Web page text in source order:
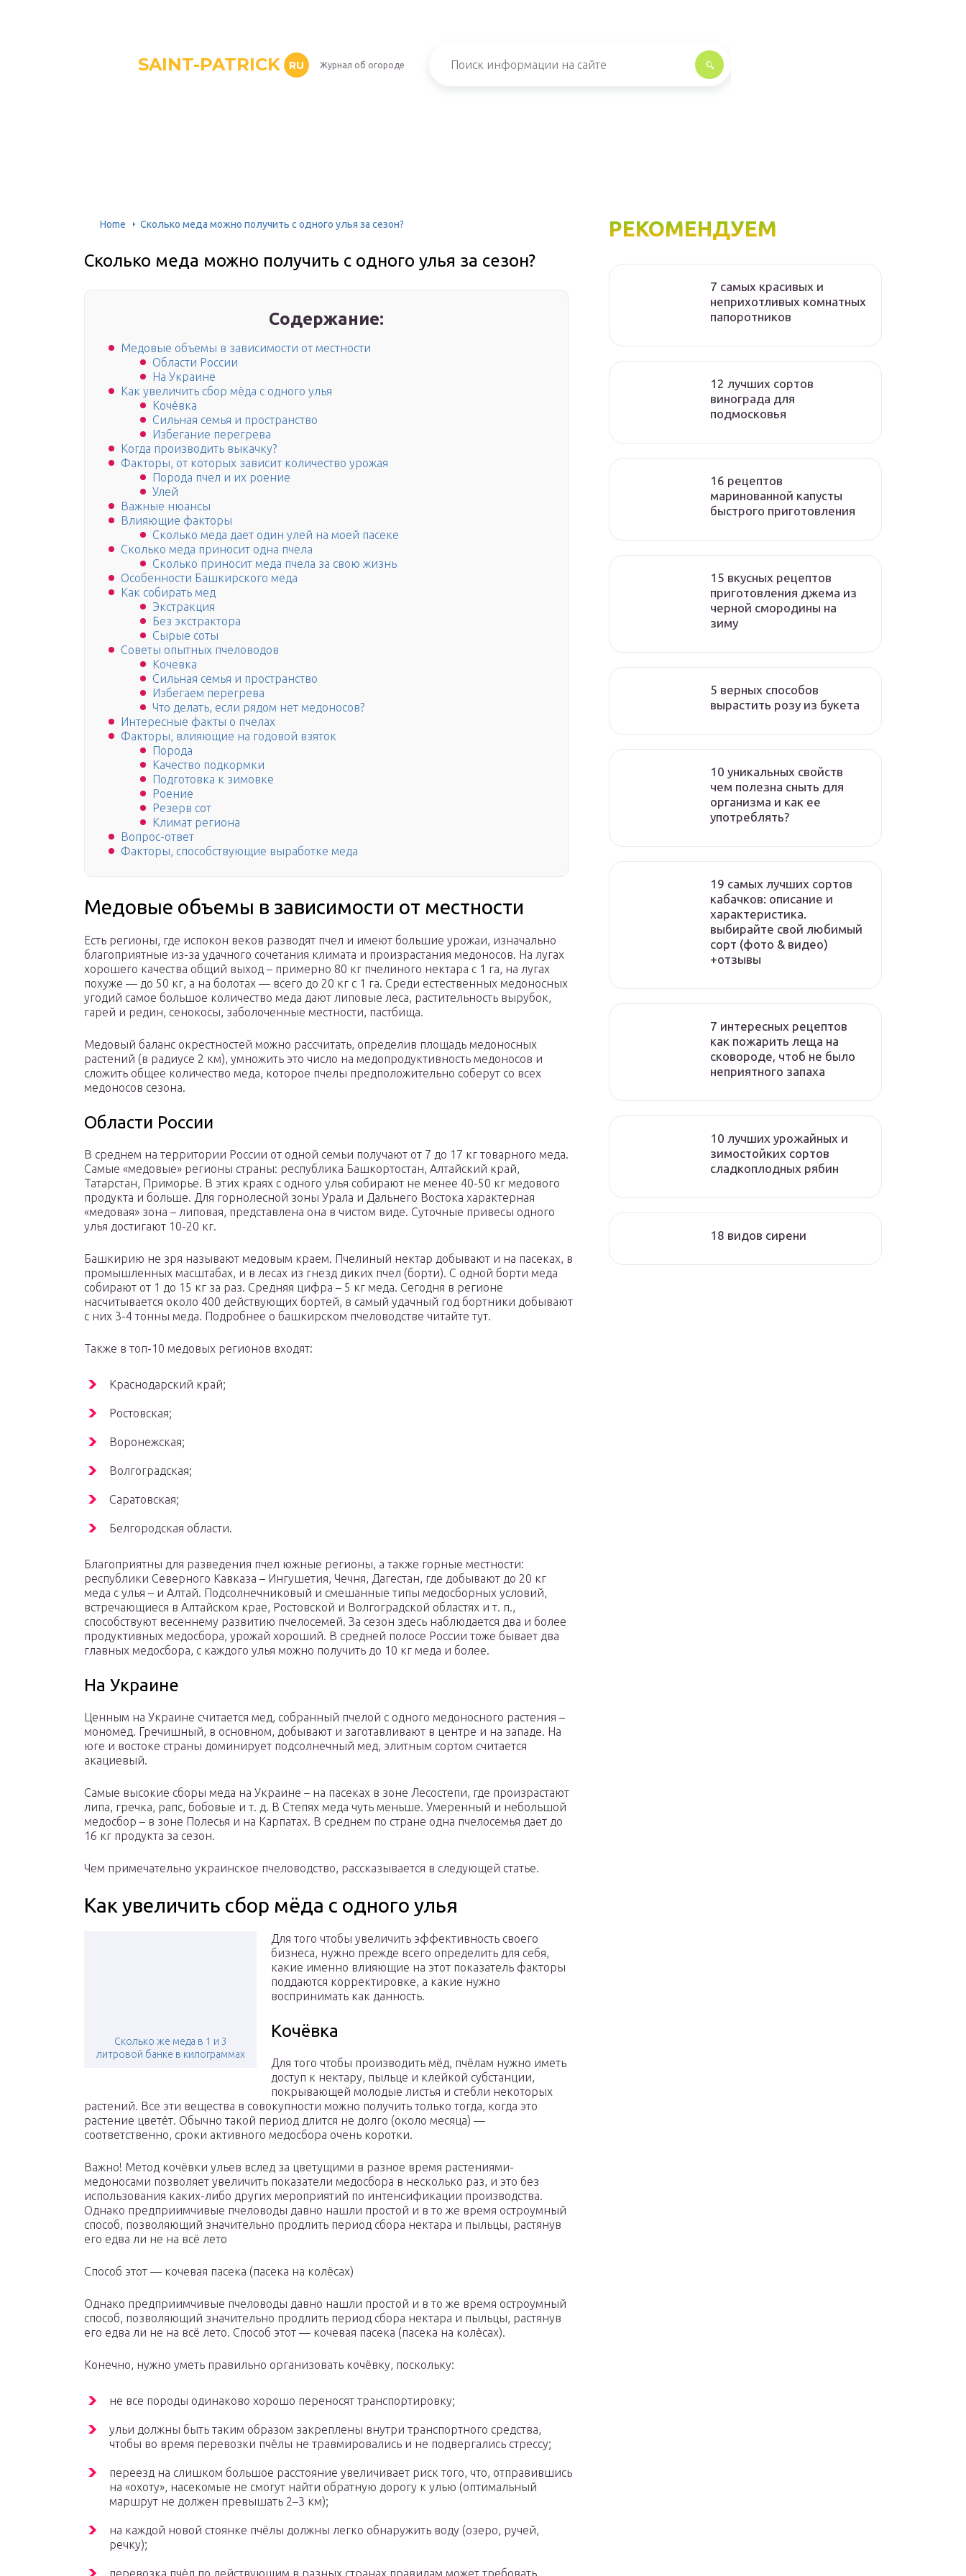
SAINT-PATRICK RU Журнал об огороде
Home Сколько меда можно получить с одного улья за сезон?
Сколько меда можно получить с одного улья за сезон?
Содержание:
Медовые объемы в зависимости от местности
Области России
На Украине
Как увеличить сбор мёда с одного улья
Кочёвка
Сильная семья и пространство
Избегание перегрева
Когда производить выкачку?
Факторы, от которых зависит количество урожая
Порода пчел и их роение
Улей
Важные нюансы
Влияющие факторы
Сколько меда дает один улей на моей пасеке
Сколько меда приносит одна пчела
Сколько приносит меда пчела за свою жизнь
Особенности Башкирского меда
Как собирать мед
Экстракция
Без экстрактора
Сырые соты
Советы опытных пчеловодов
Кочевка
Сильная семья и пространство
Избегаем перегрева
Что делать, если рядом нет медоносов?
Интересные факты о пчелах
Факторы, влияющие на годовой взяток
Порода
Качество подкормки
Подготовка к зимовке
Роение
Резерв сот
Климат региона
Вопрос-ответ
Факторы, способствующие выработке меда
Медовые объемы в зависимости от местности
Есть регионы, где испокон веков разводят пчел и имеют большие урожаи, изначально
благоприятные из-за удачного сочетания климата и произрастания медоносов. На лугах
хорошего качества общий выход – примерно 80 кг пчелиного нектара с 1 га, на лугах
похуже — до 50 кг, а на болотах — всего до 20 кг с 1 га. Среди естественных медоносных
угодий самое большое количество меда дают липовые леса, растительность вырубок,
гарей и редин, сенокосы, заболоченные местности, пастбища.
Медовый баланс окрестностей можно рассчитать, определив площадь медоносных
растений (в радиусе 2 км), умножить это число на медопродуктивность медоносов и
сложить общее количество меда, которое пчелы предположительно соберут со всех
медоносов сезона.
Области России
В среднем на территории России от одной семьи получают от 7 до 17 кг товарного меда.
Самые «медовые» регионы страны: республика Башкортостан, Алтайский край,
Татарстан, Приморье. В этих краях с одного улья собирают не менее 40-50 кг медового
продукта и больше. Для горнолесной зоны Урала и Дальнего Востока характерная
«медовая» зона – липовая, представлена она в чистом виде. Суточные привесы одного
улья достигают 10-20 кг.
Башкирию не зря называют медовым краем. Пчелиный нектар добывают и на пасеках, в
промышленных масштабах, и в лесах из гнезд диких пчел (борти). С одной борти меда
собирают от 1 до 15 кг за раз. Средняя цифра – 5 кг меда. Сегодня в регионе
насчитывается около 400 действующих бортей, в самый удачный год бортники добывают
с них 3-4 тонны меда. Подробнее о башкирском пчеловодстве читайте тут.
Также в топ-10 медовых регионов входят:
Краснодарский край;
Ростовская;
Воронежская;
Волгоградская;
Саратовская;
Белгородская области.
Благоприятны для разведения пчел южные регионы, а также горные местности:
республики Северного Кавказа – Ингушетия, Чечня, Дагестан, где добывают до 20 кг
меда с улья – и Алтай. Подсолнечниковый и смешанные типы медосборных условий,
встречающиеся в Алтайском крае, Ростовской и Волгоградской областях и т. п.,
способствуют весеннему развитию пчелосемей. За сезон здесь наблюдается два и более
продуктивных медосбора, урожай хороший. В средней полосе России тоже бывает два
главных медосбора, с каждого улья можно получить до 10 кг меда и более.
На Украине
Ценным на Украине считается мед, собранный пчелой с одного медоносного растения –
мономед. Гречишный, в основном, добывают и заготавливают в центре и на западе. На
юге и востоке страны доминирует подсолнечный мед, элитным сортом считается
акациевый.
Самые высокие сборы меда на Украине – на пасеках в зоне Лесостепи, где произрастают
липа, гречка, рапс, бобовые и т. д. В Степях меда чуть меньше. Умеренный и небольшой
медосбор – в зоне Полесья и на Карпатах. В среднем по стране одна пчелосемья дает до
16 кг продукта за сезон.
Чем примечательно украинское пчеловодство, рассказывается в следующей статье.
Как увеличить сбор мёда с одного улья
Сколько же меда в 1 и 3
литровой банке в килограммах
Для того чтобы увеличить эффективность своего
бизнеса, нужно прежде всего определить для себя,
какие именно влияющие на этот показатель факторы
поддаются корректировке, а какие нужно
воспринимать как данность.
Кочёвка
Для того чтобы производить мёд, пчёлам нужно иметь
доступ к нектару, пыльце и клейкой субстанции,
покрывающей молодые листья и стебли некоторых
растений. Все эти вещества в совокупности можно получить только тогда, когда это
растение цветёт. Обычно такой период длится не долго (около месяца) —
соответственно, сроки активного медосбора очень коротки.
Важно! Метод кочёвки ульев вслед за цветущими в разное время растениями-
медоносами позволяет увеличить показатели медосбора в несколько раз, и это без
использования каких-либо других мероприятий по интенсификации производства.
Однако предприимчивые пчеловоды давно нашли простой и в то же время остроумный
способ, позволяющий значительно продлить период сбора нектара и пыльцы, растянув
его едва ли не на всё лето
Способ этот — кочевая пасека (пасека на колёсах)
Однако предприимчивые пчеловоды давно нашли простой и в то же время остроумный
способ, позволяющий значительно продлить период сбора нектара и пыльцы, растянув
его едва ли не на всё лето. Способ этот — кочевая пасека (пасека на колёсах).
Конечно, нужно уметь правильно организовать кочёвку, поскольку:
не все породы одинаково хорошо переносят транспортировку;
ульи должны быть таким образом закреплены внутри транспортного средства,
чтобы во время перевозки пчёлы не травмировались и не подвергались стрессу;
переезд на слишком большое расстояние увеличивает риск того, что, отправившись
на «охоту», насекомые не смогут найти обратную дорогу к улью (оптимальный
маршрут не должен превышать 2–3 км);
на каждой новой стоянке пчёлы должны легко обнаружить воду (озеро, ручей,
речку);
перевозка пчёл по действующим в разных странах правилам может требовать
РЕКОМЕНДУЕМ
7 самых красивых и
неприхотливых комнатных
папоротников
12 лучших сортов
винограда для
подмосковья
16 рецептов
маринованной капусты
быстрого приготовления
15 вкусных рецептов
приготовления джема из
черной смородины на
зиму
5 верных способов
вырастить розу из букета
10 уникальных свойств
чем полезна сныть для
организма и как ее
употреблять?
19 самых лучших сортов
кабачков: описание и
характеристика.
выбирайте свой любимый
сорт (фото & видео)
+отзывы
7 интересных рецептов
как пожарить леща на
сковороде, чтоб не было
неприятного запаха
10 лучших урожайных и
зимостойких сортов
сладкоплодных рябин
18 видов сирени